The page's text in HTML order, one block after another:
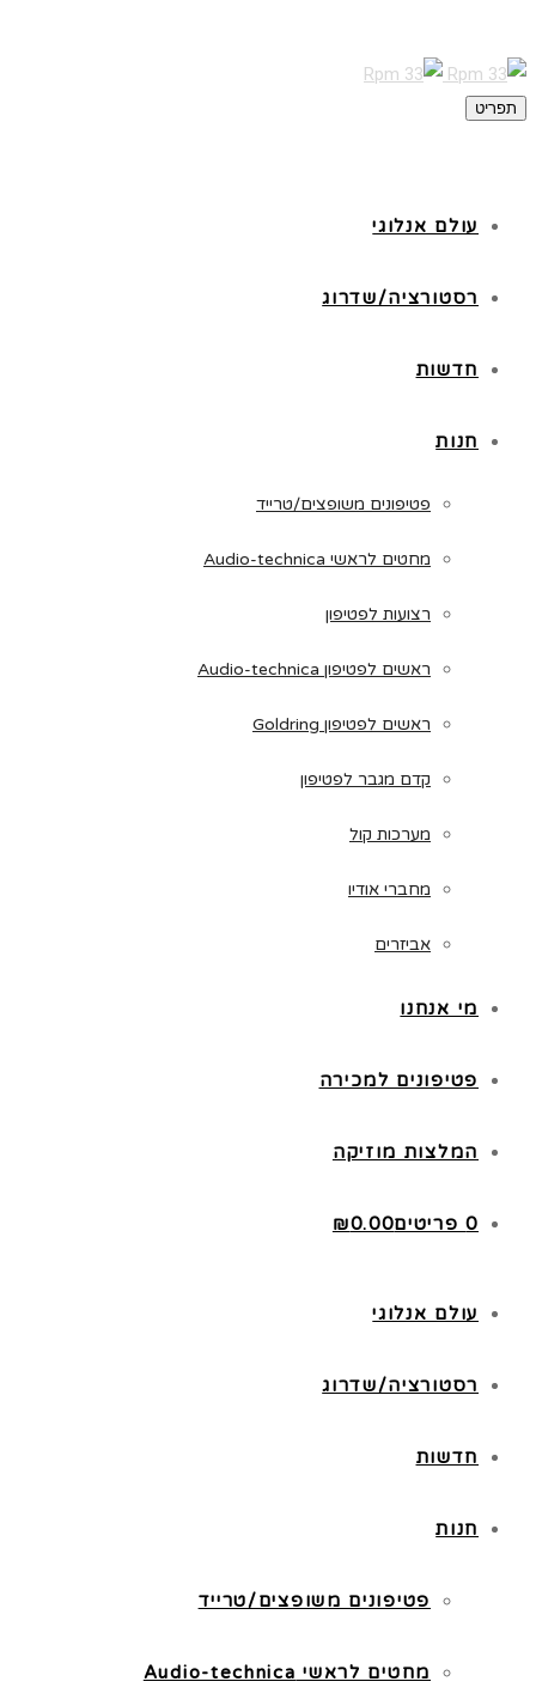
תפריט
עולם אנלוגי
רסטורציה/שדרוג
חדשות
חנות
פטיפונים משופצים/טרייד
מחטים לראשי Audio-technica
רצועות לפטיפון
ראשים לפטיפון Audio-technica
ראשים לפטיפון Goldring
קדם מגבר לפטיפון
מערכות קול
מחברי אודיו
אביזרים
מי אנחנו
פטיפונים למכירה
המלצות מוזיקה
0 פריטים ₪0.00
עולם אנלוגי
רסטורציה/שדרוג
חדשות
חנות
פטיפונים משופצים/טרייד
מחטים לראשי Audio-technica